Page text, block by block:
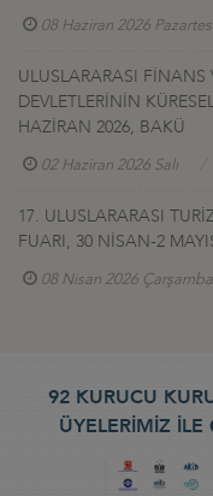
08 Haziran 2026
ULUSLARARASI FİNANS
DEVLETLERİNİN
HAZİRAN 2026, BAKÜ
02 Haziran 2026 Salı
17. ULUSLARARASI
FUARI, 30 NİSAN-2
08 Nisan 2026 Çarşamba
92 KURUCU
ÜYELERİMİZ